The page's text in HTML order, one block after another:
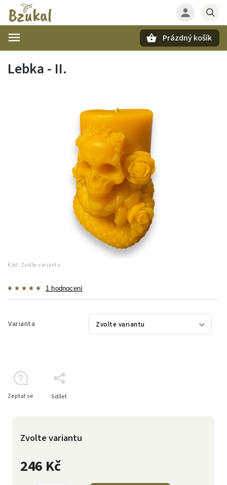
Prázdný košík
Lebka - II.
Kód: Zvolte variantu
1 hodnocení
Varianta
246 Kč
Zvolte variantu
Zeptat se Sdílet